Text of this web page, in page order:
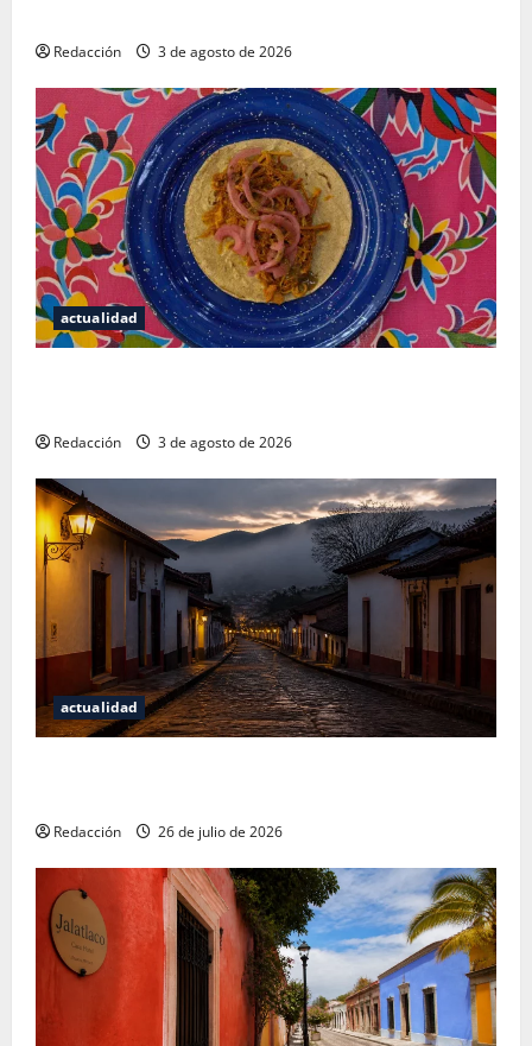
Redacción 3 de agosto de 2026
actualidad
Redacción 3 de agosto de 2026
actualidad
Redacción 26 de julio de 2026